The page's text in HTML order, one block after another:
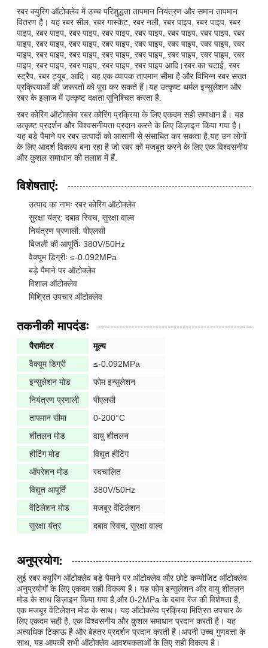
रबर क्युरिंग ऑटोक्लेव में उच्च परिशुद्धता तापमान नियंत्रण और समान तापमान
वितरण है। यह रबर सील, रबर गास्केट, रबर नली, रबर पाइप, रबर पाइप, रबर
पाइप, रबर पाइप, रबर पाइप, रबर पाइप, रबर पाइप, रबर पाइप, रबर पाइप, रबर
पाइप, रबर पाइप, रबर पाइप, रबर पाइप, रबर पाइप, रबर पाइप, रबर पाइप, रबर
पाइप, रबर पाइप, रबर पाइप, रबर पाइप, रबर पाइप, रबर पाइप, रबर पाइप, रबर
पाइप, रबर पाइप, रबर पाइप, रबर पाइप, रबर पाइप आदि।रबर का चटाई, रबर
स्ट्रैप, रबर ट्यूब, आदि। यह एक व्यापक तापमान सीमा है और विभिन्न रबर सख्त
प्रक्रियाओं की जरूरतों को पूरा कर सकते हैं।यह उत्कृष्ट थर्मल इन्सुलेशन और
रबर के इलाज में उत्कृष्ट दक्षता सुनिश्चित करता है.
रबर कोरिंग ऑटोक्लेव रबर कोरिंग प्रक्रिया के लिए एकदम सही समाधान है। यह
उत्कृष्ट प्रदर्शन और विश्वसनीयता प्रदान करने के लिए डिज़ाइन किया गया है।
यह बड़े पैमाने पर रबर उत्पादों को आसानी से संसाधित कर सकता है,यह उन लोगों
के लिए आदर्श विकल्प बना रहा है जो रबर को मजबूत करने के लिए एक विश्वसनीय
और कुशल समाधान की तलाश में हैं.
विशेषताएं:
उत्पाद का नामः रबर कोरिंग ऑटोक्लेव
सुरक्षा यंत्र: दबाव स्विच, सुरक्षा वाल्व
नियंत्रण प्रणाली: पीएलसी
बिजली की आपूर्तिः 380V/50Hz
वैक्यूम डिग्रीः ≤-0.092MPa
बड़े पैमाने पर ऑटोक्लेव
विशाल ऑटोक्लेव
मिश्रित उपचार ऑटोक्लेव
तकनीकी मापदंडः
पैरामीटर
मूल्य
वैक्यूम डिग्री
≤-0.092MPa
इन्सुलेशन मोड
फोम इन्सुलेशन
नियंत्रण प्रणाली
पीएलसी
तापमान सीमा
0-200°C
शीतलन मोड
वायु शीतलन
हीटिंग मोड
विद्युत हीटिंग
ऑपरेशन मोड
स्वचालित
विद्युत आपूर्ति
380V/50Hz
वेंटिलेशन मोड
मजबूर वेंटिलेशन
सुरक्षा यंत्र
दबाव स्विच, सुरक्षा वाल्व
अनुप्रयोग:
लुई रबर क्यूरिंग ऑटोक्लेव बड़े पैमाने पर ऑटोक्लेव और छोटे कम्पोजिट ऑटोक्लेव
अनुप्रयोगों के लिए एकदम सही विकल्प है। यह फोम इन्सुलेशन और वायु शीतलन
मोड के साथ डिज़ाइन किया गया है,और 0-2MPa के दबाव रेंज की विशेषता है,
एक मजबूर वेंटिलेशन मोड के साथ। यह ऑटोक्लेव प्रक्रिया मिश्रित उपचार के
लिए एकदम सही है, एक विश्वसनीय और कुशल समाधान प्रदान करती है। यह
अत्यधिक टिकाऊ है और बेहतर प्रदर्शन प्रदान करती है।अपनी उच्च गुणवत्ता के
साथ, यह आपकी सभी ऑटोक्लेव आवश्यकताओं के लिए सही विकल्प है।